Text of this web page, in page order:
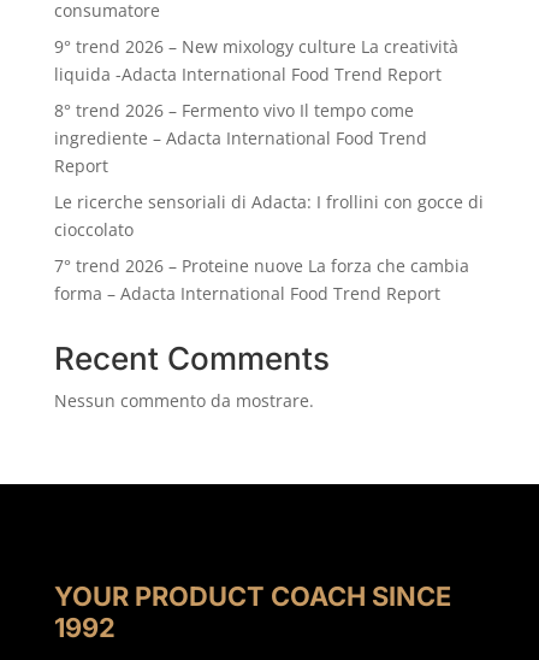
consumatore
9° trend 2026 – New mixology culture La creatività
liquida -Adacta International Food Trend Report
8° trend 2026 – Fermento vivo Il tempo come
ingrediente – Adacta International Food Trend
Report
Le ricerche sensoriali di Adacta: I frollini con gocce di
cioccolato
7° trend 2026 – Proteine nuove La forza che cambia
forma – Adacta International Food Trend Report
Recent Comments
Nessun commento da mostrare.
YOUR PRODUCT COACH SINCE
1992